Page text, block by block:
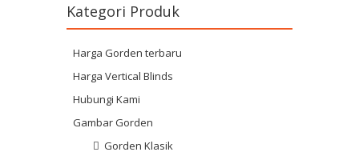
Kategori Produk
Harga Gorden terbaru
Harga Vertical Blinds
Hubungi Kami
Gambar Gorden
Gorden Klasik